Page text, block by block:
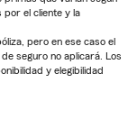
por el cliente y la
pero en ese caso el
seguro no aplicará. Los
y elegibilidad